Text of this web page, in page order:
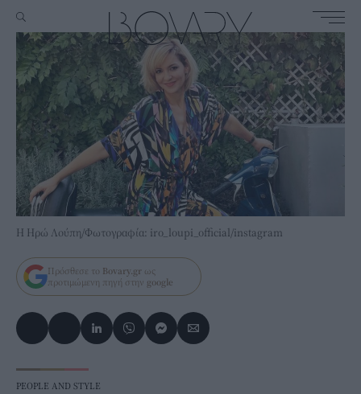
H Ηρώ Λούπη/Φωτογραφία: iro_loupi_official/instagram
Πρόσθεσε το Bovary.gr ως
προτιμώμενη πηγή στην google
PEOPLE AND STYLE